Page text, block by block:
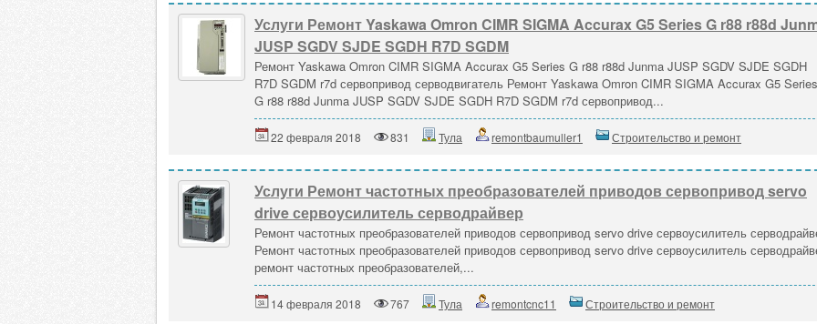
Услуги Ремонт Yaskawa Omron CIMR SIGMA Accurax G5 Series G r88 r88d
JUSP SGDV SJDE SGDH R7D SGDM
Ремонт Yaskawa Omron CIMR SIGMA Accurax G5 Series G r88 r88d Junma JUSP SGDV SJDE SGDH
R7D SGDM r7d сервопривод серводвигатель Ремонт Yaskawa Omron CIMR SIGMA Accurax G5 Series
G r88 r88d Junma JUSP SGDV SJDE SGDH R7D SGDM r7d сервопривод...
22 февраля 2018 831 Тула remontbaumuller1 Строительство и ремонт
Услуги Ремонт частотных преобразователей приводов сервопривод servo
drive сервоусилитель серводрайвер
Ремонт частотных преобразователей приводов сервопривод servo drive сервоусилитель
Ремонт частотных преобразователей приводов сервопривод servo drive сервоусилитель
ремонт частотных преобразователей,...
14 февраля 2018 767 Тула remontcnc11 Строительство и ремонт